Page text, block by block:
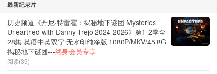
最新纪录片
历史频道《丹尼·特雷霍：揭秘地下谜团 Mysteries
Unearthed with Danny Trejo 2024-2026》第1-2季全
28集 英语中英双字 无水印纯净版 1080P/MKV/45.8G
揭秘地下谜团---终身会员专享
阅读(39)